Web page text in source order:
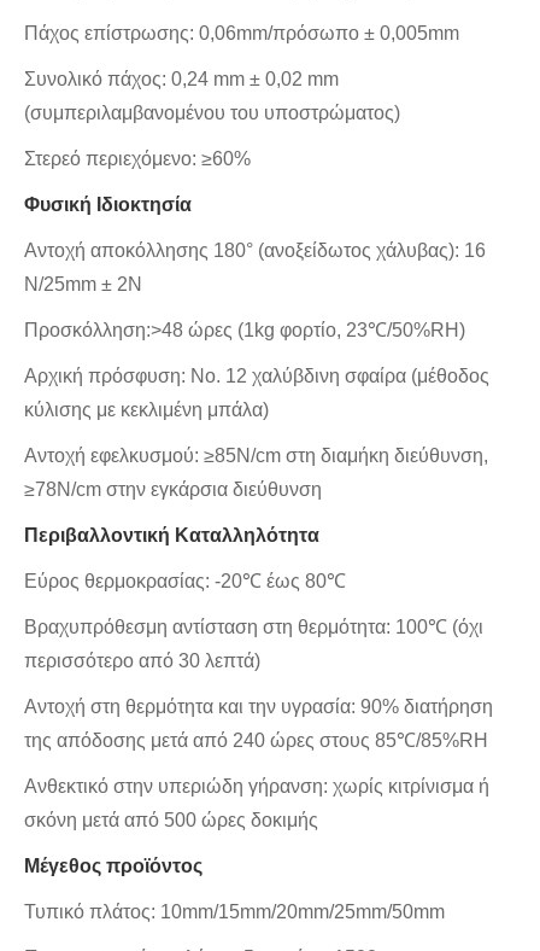
Πάχος επίστρωσης: 0,06mm/πρόσωπο ± 0,005mm
Συνολικό πάχος: 0,24 mm ± 0,02 mm
(συμπεριλαμβανομένου του υποστρώματος)
Στερεό περιεχόμενο: ≥60%
Φυσική Ιδιοκτησία
Αντοχή αποκόλλησης 180° (ανοξείδωτος χάλυβας): 16
N/25mm ± 2N
Προσκόλληση:>48 ώρες (1kg φορτίο, 23℃/50%RH)
Αρχική πρόσφυση: Νο. 12 χαλύβδινη σφαίρα (μέθοδος
κύλισης με κεκλιμένη μπάλα)
Αντοχή εφελκυσμού: ≥85N/cm στη διαμήκη διεύθυνση,
≥78N/cm στην εγκάρσια διεύθυνση
Περιβαλλοντική Καταλληλότητα
Εύρος θερμοκρασίας: -20℃ έως 80℃
Βραχυπρόθεσμη αντίσταση στη θερμότητα: 100℃ (όχι
περισσότερο από 30 λεπτά)
Αντοχή στη θερμότητα και την υγρασία: 90% διατήρηση
της απόδοσης μετά από 240 ώρες στους 85℃/85%RH
Ανθεκτικό στην υπεριώδη γήρανση: χωρίς κιτρίνισμα ή
σκόνη μετά από 500 ώρες δοκιμής
Μέγεθος προϊόντος
Τυπικό πλάτος: 10mm/15mm/20mm/25mm/50mm